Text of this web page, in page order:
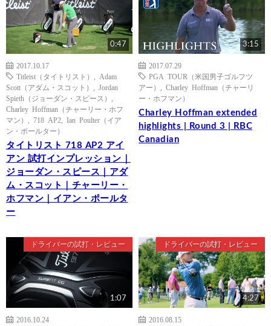
0:47
2017.10.17
Titleist（タイトリスト）
Adam
Scott（アダム・スコット）
Jordan
Spieth（ジョーダン・スピース）
Charley Hoffman（チャーリー・ホフ
マン）
718 AP2
Ian Poulter（イア
ン・ポールター）
タイトリスト 718 AP2 アイ
アン 試打インプレッション｜
ジョーダン・スピース｜アダ
ム・スコット｜チャーリー・
ホフマン｜イアン・ポールタ
ー
3:15
2017.07.29
PGA TOUR（米国男子ゴルフツ
アー）
Charley Hoffman（チャーリ
ー・ホフマン）
Charley Hoffman extended
highlights | Round 3 | RBC
Canadian
ドライバーの試打・レビュー
1:07
2016.10.24
ドライバーの試打・レビュー
4:27
2016.08.15